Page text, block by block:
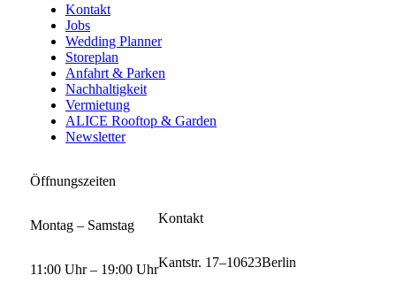
Kontakt
Jobs
Wedding Planner
Storeplan
Anfahrt & Parken
Nachhaltigkeit
Vermietung
ALICE Rooftop & Garden
Newsletter
Öffnungszeiten
Montag – Samstag
11:00 Uhr – 19:00 Uhr
Kontakt
Kantstr. 17–10623Berlin